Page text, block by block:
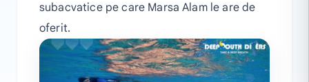
subacvatice pe care Marsa Alam le are de
oferit.